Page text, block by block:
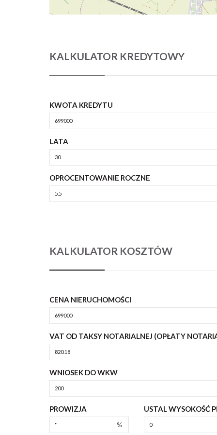
KALKULATOR KREDYTOWY
KWOTA KREDYTU
LATA
OPROCENTOWANIE ROCZNE
KALKULATOR KOSZTÓW
CENA NIERUCHOMOŚCI
VAT OD TAKSY NOTARIALNEJ (OPŁATY
WNIOSEK DO WKW
PROWIZJA
%
USTAL WYSOKOŚĆ